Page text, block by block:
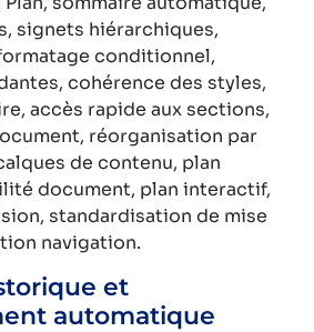
et
automatique